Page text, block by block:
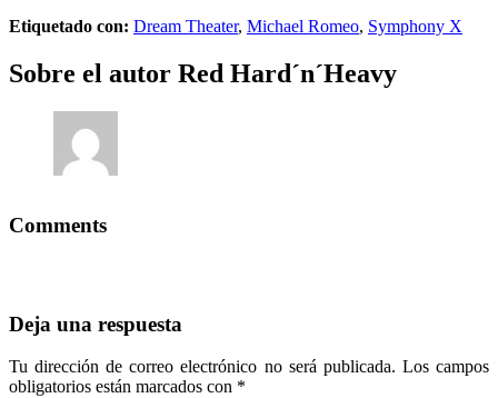
Etiquetado con: Dream Theater, Michael Romeo, Symphony X
Sobre el autor Red Hard´n´Heavy
Comments
Deja una respuesta
Tu dirección de correo electrónico no será publicada. Los campos
obligatorios están marcados con *